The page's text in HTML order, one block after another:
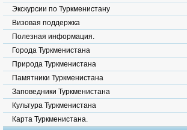
Экскурсии по Туркменистану
Визовая поддержка
Полезная информация.
Города Туркменистана
Природа Туркменистана
Памятники Туркменистана
Заповедники Туркменистана
Культура Туркменистана
Карта Туркменистана.